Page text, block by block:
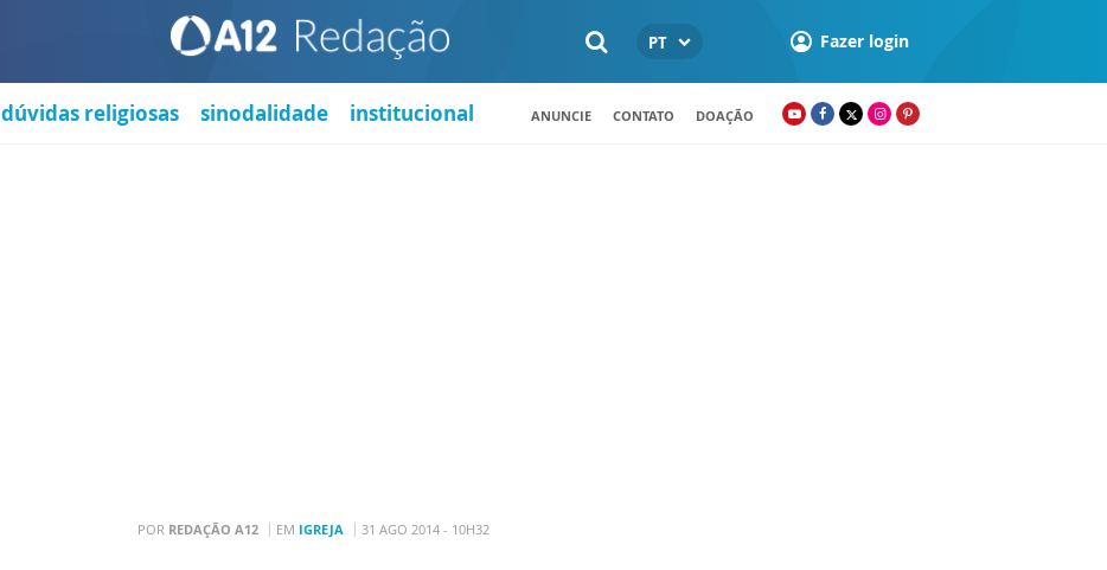
PT Fazer login
dúvidas religiosas sinodalidade institucional ANUNCIE CONTATO DOAÇÃO
POR REDAÇÃO A12 EM IGREJA 31 AGO 2014 - 10H32